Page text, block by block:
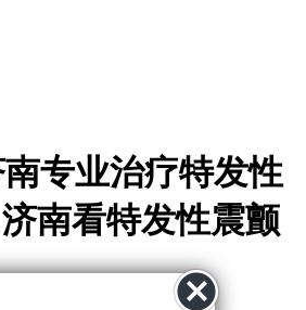
专业治疗特发性
南看特发性震颤